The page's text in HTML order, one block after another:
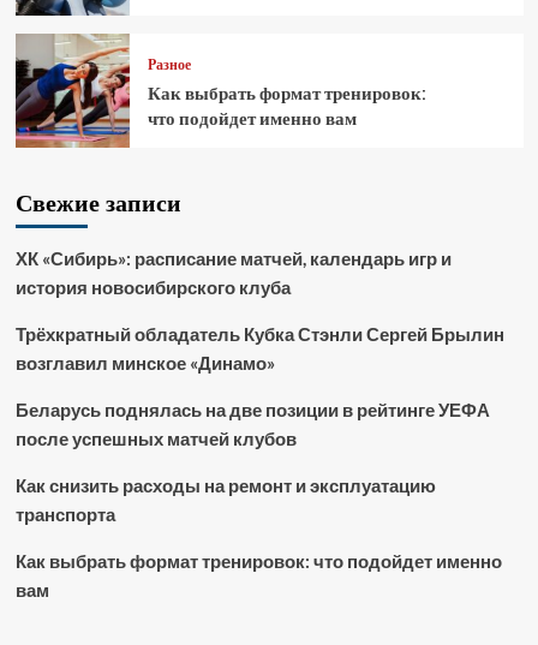
Разное
Как выбрать формат тренировок:
что подойдет именно вам
Свежие записи
ХК «Сибирь»: расписание матчей, календарь игр и
история новосибирского клуба
Трёхкратный обладатель Кубка Стэнли Сергей Брылин
возглавил минское «Динамо»
Беларусь поднялась на две позиции в рейтинге УЕФА
после успешных матчей клубов
Как снизить расходы на ремонт и эксплуатацию
транспорта
Как выбрать формат тренировок: что подойдет именно
вам